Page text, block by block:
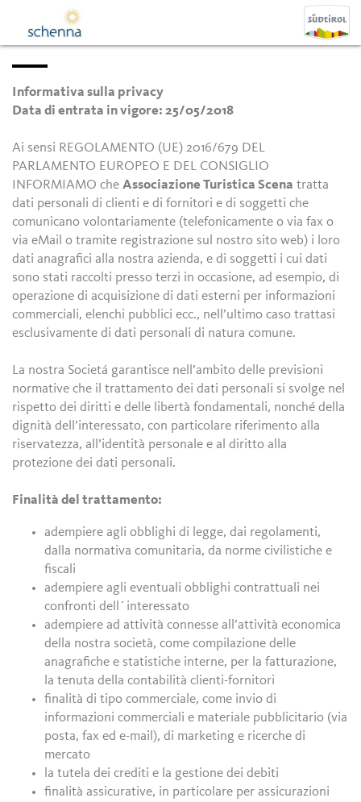
Informativa sulla privacy
Data di entrata in vigore: 25/05/2018
Ai sensi REGOLAMENTO (UE) 2016/679 DEL
PARLAMENTO EUROPEO E DEL CONSIGLIO
INFORMIAMO cheAssociazione Turistica Scena tratta
dati personali di clienti e di fornitori e di soggetti che
comunicano volontariamente (telefonicamente o via fax o
via eMail o tramite registrazione sul nostro sito web) i loro
dati anagrafici alla nostra azienda, e di soggetti i cui dati
sono stati raccolti presso terzi in occasione, ad esempio, di
operazione di acquisizione di dati esterni per informazioni
commerciali, elenchi pubblici ecc., nell’ultimo caso trattasi
esclusivamente di dati personali di natura comune.
La nostra Societá garantisce nell’ambito delle previsioni
normative che il trattamento dei dati personali si svolge nel
rispetto dei diritti e delle libertà fondamentali, nonché della
dignità dell’interessato, con particolare riferimento alla
riservatezza, all’identità personale e al diritto alla
protezione dei dati personali.
Finalità del trattamento:
adempiere agli obblighi di legge, dai regolamenti,
dalla normativa comunitaria, da norme civilistiche e
fiscali
adempiere agli eventuali obblighi contrattuali nei
confronti dell´interessato
adempiere ad attività connesse all’attività economica
della nostra società, come compilazione delle
anagrafiche e statistiche interne, per la fatturazione,
la tenuta della contabilità clienti-fornitori
finalità di tipo commerciale, come invio di
informazioni commerciali e materiale pubblicitario (via
posta, fax ed e-mail), di marketing e ricerche di
mercato
la tutela dei crediti e la gestione dei debiti
finalità assicurative, in particolare per assicurazioni